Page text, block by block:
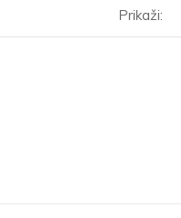
Prikaži: